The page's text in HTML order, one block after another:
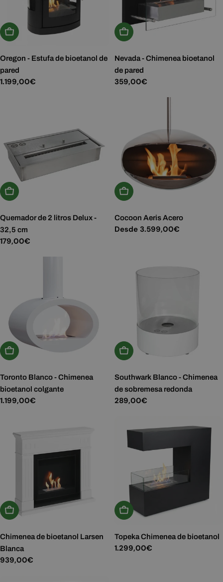
Añadir A La Cesta
Oregon - Estufa de bioetanol de
pared
Precio
1.199,00€
Añadir A La Cesta
Nevada - Chimenea bioetanol
de pared
Precio
359,00€
Añadir A La Cesta
Quemador de 2 litros Delux -
32,5 cm
Precio
179,00€
Elige Opciones
Cocoon Aeris Acero
Precio
Desde 3.599,00€
Elige Opciones
Toronto Blanco - Chimenea
bioetanol colgante
Precio
1.199,00€
Añadir A La Cesta
Southwark Blanco - Chimenea
de sobremesa redonda
Precio
289,00€
Añadir A La Cesta
Chimenea de bioetanol Larsen
Blanca
Precio
939,00€
Añadir A La Cesta
Topeka Chimenea de bioetanol
Precio
1.299,00€